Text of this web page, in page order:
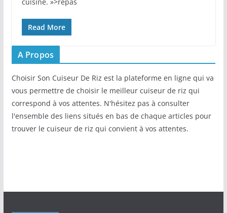
Read More
A Propos
Choisir Son Cuiseur De Riz est la plateforme en ligne qui va
vous permettre de choisir le meilleur cuiseur de riz qui
correspond à vos attentes. N'hésitez pas à consulter
l'ensemble des liens situés en bas de chaque articles pour
trouver le cuiseur de riz qui convient à vos attentes.